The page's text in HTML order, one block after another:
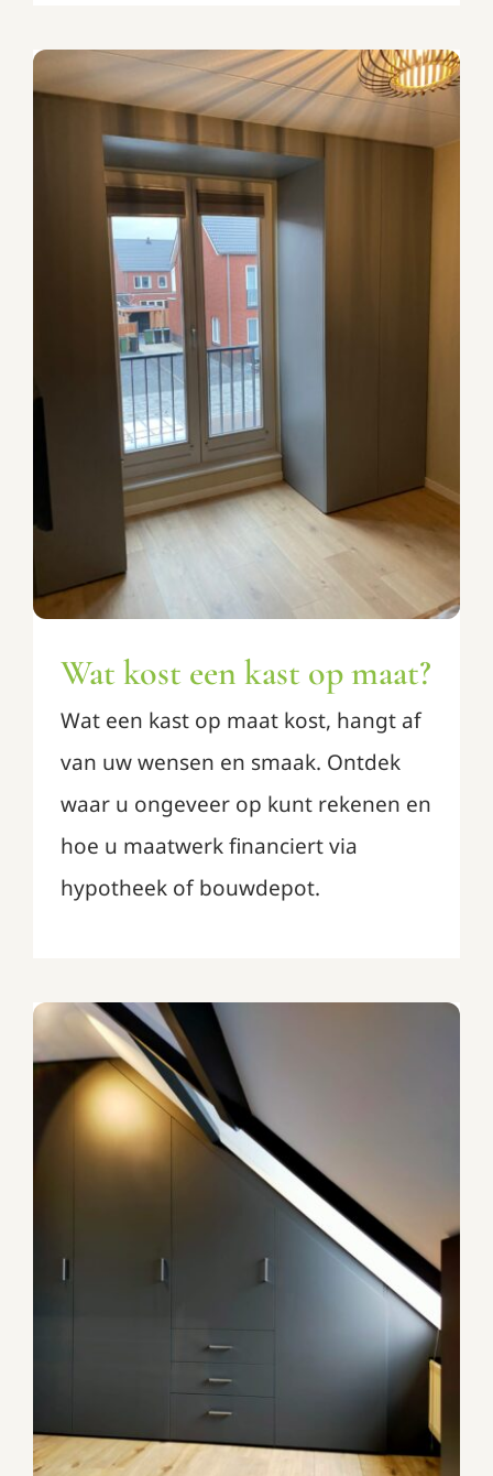
Wat kost een kast op maat?
Advies & tips
Wat kost een kast op maat?
Wat een kast op maat kost, hangt af
van uw wensen en smaak. Ontdek
waar u ongeveer op kunt rekenen en
hoe u maatwerk financiert via
hypotheek of bouwdepot.
Zo haalt u maximale
bergruimte uit een schuin
Advies & tips